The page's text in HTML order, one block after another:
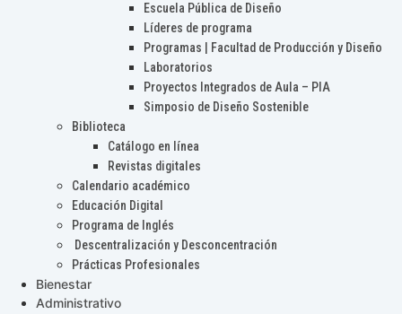
Escuela Pública de Diseño
Líderes de programa
Programas | Facultad de Producción y Diseño
Laboratorios
Proyectos Integrados de Aula – PIA
Simposio de Diseño Sostenible
Biblioteca
Catálogo en línea
Revistas digitales
Calendario académico
Educación Digital
Programa de Inglés
Descentralización y Desconcentración
Prácticas Profesionales
Bienestar
Administrativo